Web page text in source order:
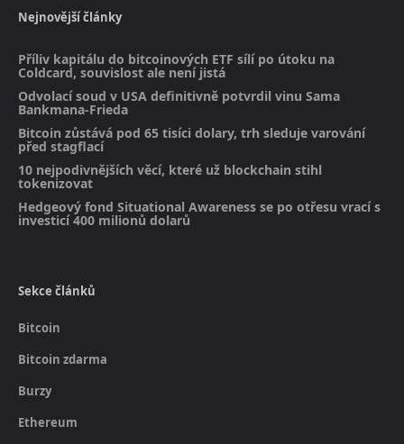
Nejnovější články
Příliv kapitálu do bitcoinových ETF sílí po útoku na
Coldcard, souvislost ale není jistá
Odvolací soud v USA definitivně potvrdil vinu Sama
Bankmana-Frieda
Bitcoin zůstává pod 65 tisíci dolary, trh sleduje varování
před stagflací
10 nejpodivnějších věcí, které už blockchain stihl
tokenizovat
Hedgeový fond Situational Awareness se po otřesu vrací s
investicí 400 milionů dolarů
Sekce článků
Bitcoin
Bitcoin zdarma
Burzy
Ethereum